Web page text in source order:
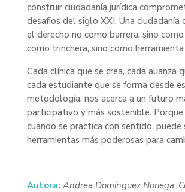
construir ciudadanía jurídica
desafíos del siglo XXI. Una ciudadanía
el derecho no como barrera, sino
como trinchera, sino como
Cada clínica que se crea, cada alianza
cada estudiante que se forma desde
metodología, nos acerca a un futuro
participativo y más sostenible. Porque
cuando se practica con sentido, puede
herramientas más poderosas para
Autora: Andrea Domínguez Noriega.